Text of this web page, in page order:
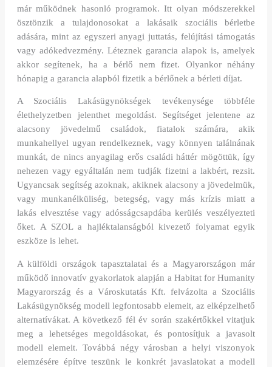
már működnek hasonló programok. Itt olyan módszerekkel
ösztönzik a tulajdonosokat a lakásaik szociális bérletbe
adására, mint az egyszeri anyagi juttatás, felújítási támogatás
vagy adókedvezmény. Léteznek garancia alapok is, amelyek
akkor segítenek, ha a bérlő nem fizet. Olyankor néhány
hónapig a garancia alapból fizetik a bérlőnek a bérleti díjat.
A Szociális Lakásügynökségek tevékenysége többféle
élethelyzetben jelenthet megoldást. Segítséget jelentene az
alacsony jövedelmű családok, fiatalok számára, akik
munkahellyel ugyan rendelkeznek, vagy könnyen találnának
munkát, de nincs anyagilag erős családi háttér mögöttük, így
nehezen vagy egyáltalán nem tudják fizetni a lakbért, rezsit.
Ugyancsak segítség azoknak, akiknek alacsony a jövedelmük,
vagy munkanélküliség, betegség, vagy más krízis miatt a
lakás elvesztése vagy adósságcsapdába kerülés veszélyezteti
őket. A SZOL a hajléktalanságból kivezető folyamat egyik
eszköze is lehet.
A külföldi országok tapasztalatai és a Magyarországon már
működő innovatív gyakorlatok alapján a Habitat for Humanity
Magyarország és a Városkutatás Kft. felvázolta a Szociális
Lakásügynökség modell legfontosabb elemeit, az elképzelhető
alternatívákat. A következő fél év során szakértőkkel vitatjuk
meg a lehetséges megoldásokat, és pontosítjuk a javasolt
modell elemeit. Továbbá négy városban a helyi viszonyok
elemzésére építve teszünk le konkrét javaslatokat a modell